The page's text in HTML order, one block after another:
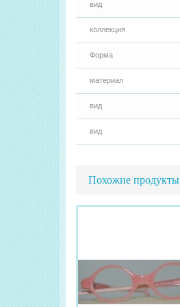
вид
коллекция
Форма
материал
вид
вид
Похожие продукты